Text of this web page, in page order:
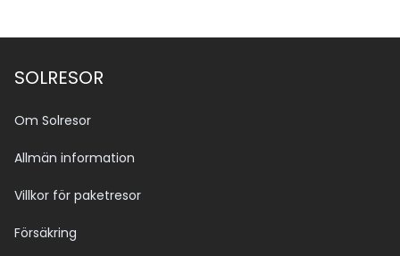
SOLRESOR
Om Solresor
Allmän information
Villkor för paketresor
Försäkring